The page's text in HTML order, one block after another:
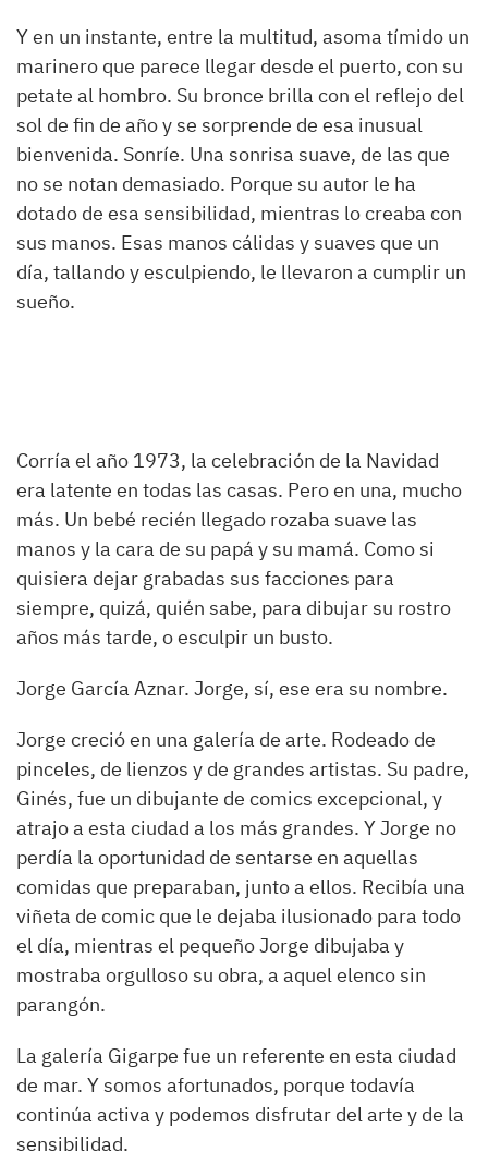
Y en un instante, entre la multitud, asoma tímido un
marinero que parece llegar desde el puerto, con su
petate al hombro. Su bronce brilla con el reflejo del
sol de fin de año y se sorprende de esa inusual
bienvenida. Sonríe. Una sonrisa suave, de las que
no se notan demasiado. Porque su autor le ha
dotado de esa sensibilidad, mientras lo creaba con
sus manos. Esas manos cálidas y suaves que un
día, tallando y esculpiendo, le llevaron a cumplir un
sueño.
Corría el año 1973, la celebración de la Navidad
era latente en todas las casas. Pero en una, mucho
más. Un bebé recién llegado rozaba suave las
manos y la cara de su papá y su mamá. Como si
quisiera dejar grabadas sus facciones para
siempre, quizá, quién sabe, para dibujar su rostro
años más tarde, o esculpir un busto.
Jorge García Aznar. Jorge, sí, ese era su nombre.
Jorge creció en una galería de arte. Rodeado de
pinceles, de lienzos y de grandes artistas. Su padre,
Ginés, fue un dibujante de comics excepcional, y
atrajo a esta ciudad a los más grandes. Y Jorge no
perdía la oportunidad de sentarse en aquellas
comidas que preparaban, junto a ellos. Recibía una
viñeta de comic que le dejaba ilusionado para todo
el día, mientras el pequeño Jorge dibujaba y
mostraba orgulloso su obra, a aquel elenco sin
parangón.
La galería Gigarpe fue un referente en esta ciudad
de mar. Y somos afortunados, porque todavía
continúa activa y podemos disfrutar del arte y de la
sensibilidad.